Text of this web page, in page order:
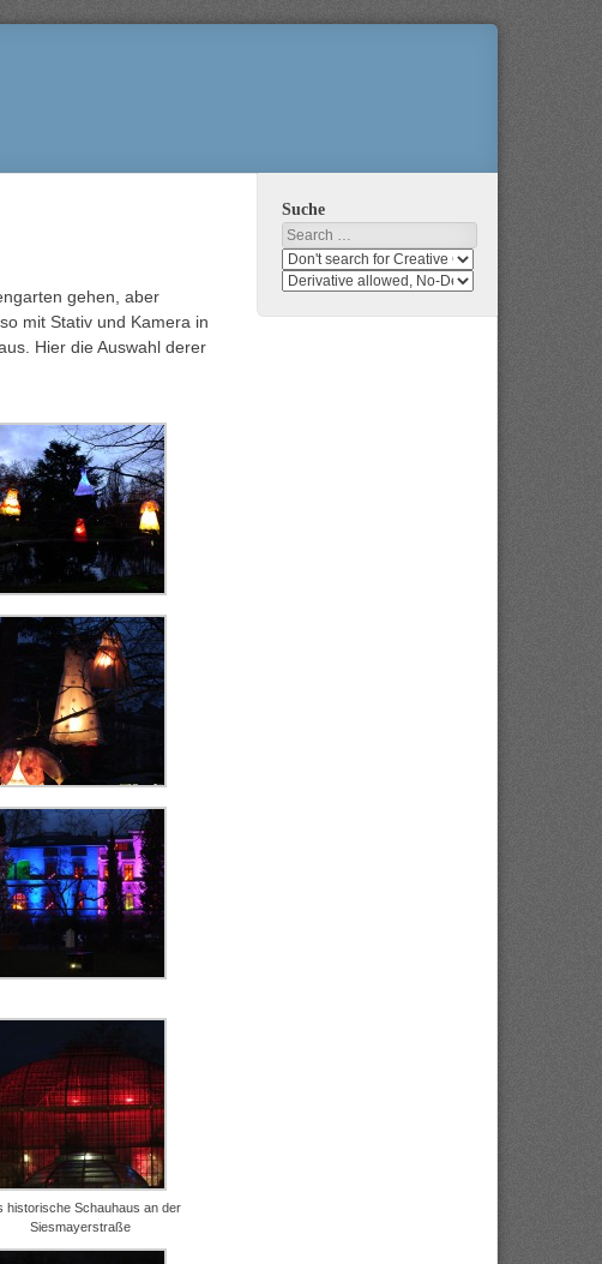
gehen, aber
mit Stativ und Kamera in
Hier die Auswahl derer
historische Schauhaus an der
Siesmayerstraße
Suche
Search
Search
media
search